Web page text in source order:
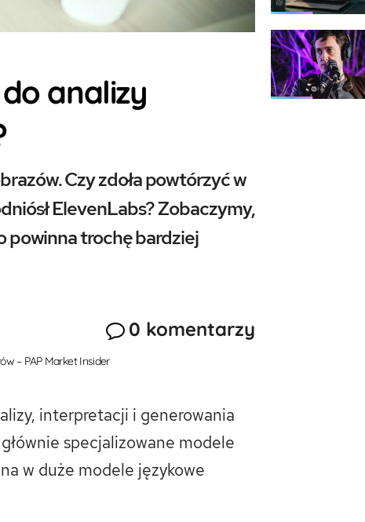
analizy
Czy zdoła powtórzyć w
ElevenLabs? Zobaczymy,
powinna trochę bardziej
0 komentarzy
– PAP Market Insider
interpretacji i generowania
specjalizowane modele
w duże modele językowe